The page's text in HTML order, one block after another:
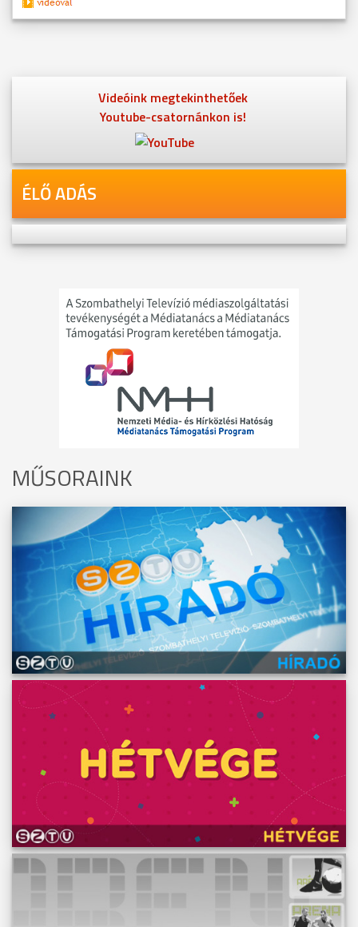
Videóink megtekinthetőek
Youtube-csatornánkon is!
ÉLŐ ADÁS
MŰSORAINK